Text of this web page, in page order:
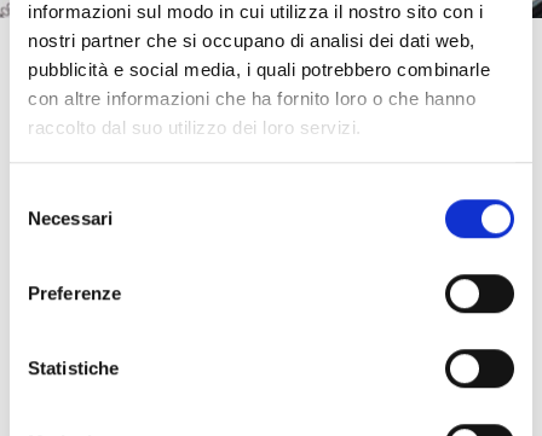
informazioni sul modo in cui utilizza il nostro sito con i
nostri partner che si occupano di analisi dei dati web,
pubblicità e social media, i quali potrebbero combinarle
con altre informazioni che ha fornito loro o che hanno
raccolto dal suo utilizzo dei loro servizi.
delNecessari
Preferenze
Statistiche
04. CONTROLLO
loro avanzamento è monitorato tramite “cartellini
di produzione” compilati da ogni operatore al
numero commessa identificativo, al fine di avere